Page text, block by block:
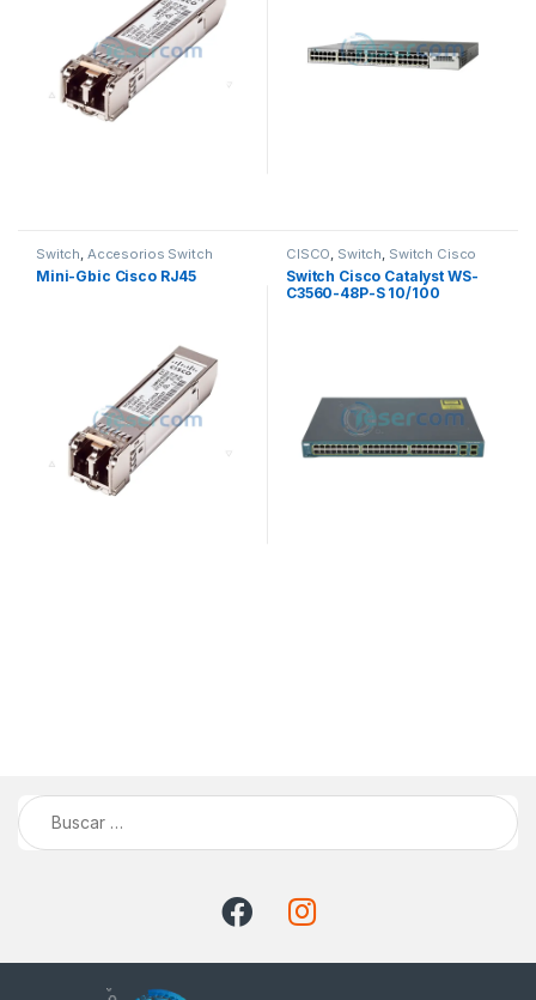
Switch, Accesorios Switch
Mini-Gbic Cisco RJ45
CISCO, Switch, Switch Cisco
Switch Cisco Catalyst WS-
C3560-48P-S 10/100
Buscar: